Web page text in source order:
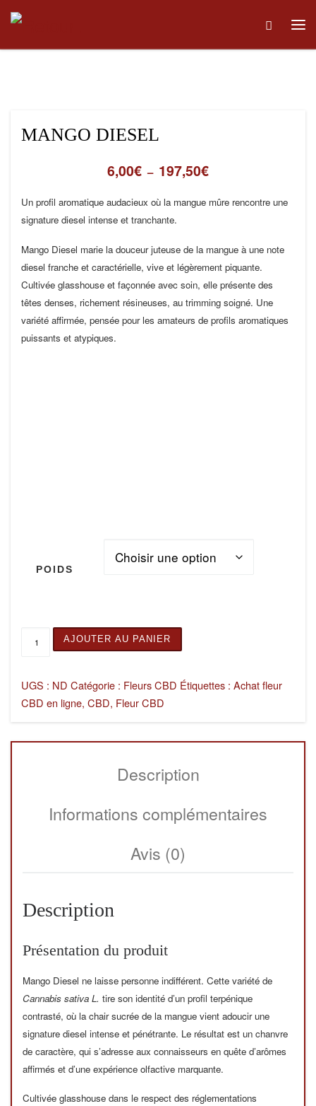
Skip to content
MANGO DIESEL
6,00€ – 197,50€Plage de prix : 6,00€
Un profil aromatique audacieux où la mangue mûre rencontre une
signature diesel intense et tranchante.
Mango Diesel marie la douceur juteuse de la mangue à une note
diesel franche et caractérielle, vive et légèrement piquante.
Cultivée glasshouse et façonnée avec soin, elle présente des
têtes denses, richement résineuses, au trimming soigné. Une
variété affirmée, pensée pour les amateurs de profils aromatiques
puissants et atypiques.
POIDS
quantité de MANGO DIESEL
AJOUTER AU PANIER
UGS : ND Catégorie : Fleurs CBD Étiquettes : Achat fleur
CBD en ligne, CBD, Fleur CBD
Description
Informations complémentaires
Avis (0)
Description
Présentation du produit
Mango Diesel ne laisse personne indifférent. Cette variété de
Cannabis sativa L. tire son identité d’un profil terpénique
contrasté, où la chair sucrée de la mangue vient adoucir une
signature diesel intense et pénétrante. Le résultat est un chanvre
de caractère, qui s’adresse aux connaisseurs en quête d’arômes
affirmés et d’une expérience olfactive marquante.
Cultivée glasshouse dans le respect des réglementations